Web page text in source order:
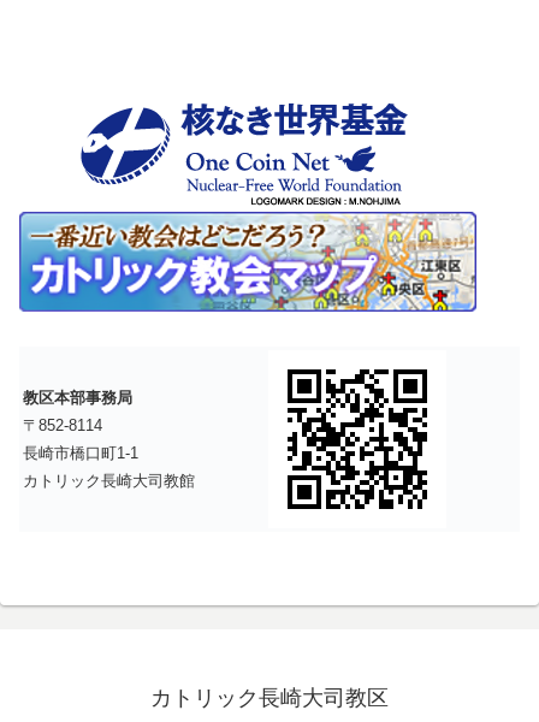
教区本部事務局
〒852-8114
長崎市橋口町1-1
カトリック長崎大司教館
カトリック長崎大司教区